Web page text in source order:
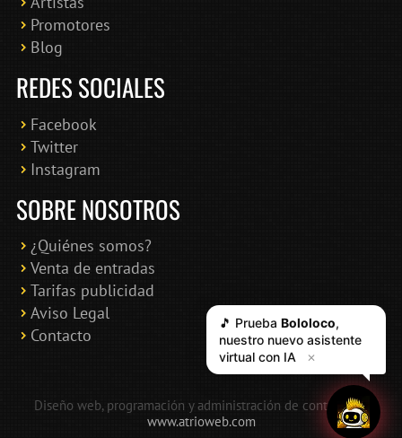
Promotores
Blog
REDES SOCIALES
Facebook
Twitter
Instagram
SOBRE NOSOTROS
¿Quiénes somos?
Venta de entradas
Tarifas publicidad
Aviso Legal
Contacto
Diseño web, programación y administración de contenidos:
www.atrioweb.com